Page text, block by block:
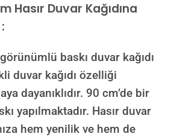
Hasır Duvar Kağıdına
baskı duvar kağıdı
duvar kağıdı özelliği
dayanıklıdır. 90 cm’de bir
yapılmaktadır. Hasır duvar
hem yenilik ve hem de